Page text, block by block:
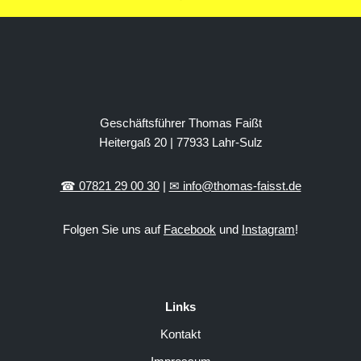
Geschäftsführer Thomas Faißt
Heitergaß 20 | 77933 Lahr-Sulz
☎ 07821 29 00 30| ✉ info@thomas-faisst.de
Folgen Sie uns auf Facebook und Instagram!
Links
Kontakt